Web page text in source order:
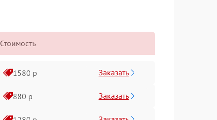
Стоимость
1580 р Заказать
880 р Заказать